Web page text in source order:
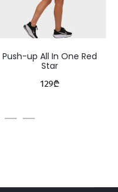
Push-up All In One Red
Star
129₾